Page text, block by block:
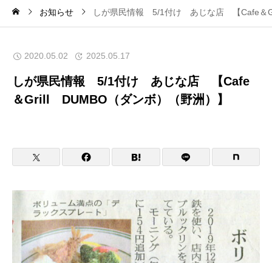
お知らせ しが県民情報 5/1付け あじな店 【Cafe＆
2020.05.02 2025.05.17
しが県民情報 5/1付け あじな店 【Cafe
＆Grill DUMBO（ダンボ）（野洲）】